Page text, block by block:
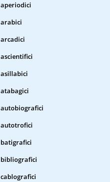
aperiodici
arabici
arcadici
ascientifici
asillabici
atabagici
autobiografici
autotrofici
batigrafici
bibliografici
cablografici